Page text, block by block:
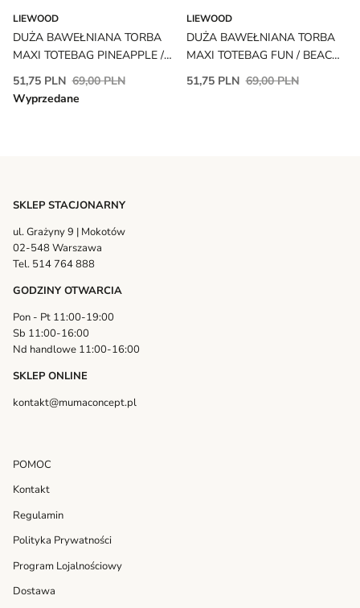
LIEWOOD
DUŻA BAWEŁNIANA TORBA
MAXI TOTEBAG PINEAPPLE /
BRIGHT YELLOW LIEWOOD
51,75 PLN 69,00 PLN
Wyprzedane
LIEWOOD
DUŻA BAWEŁNIANA TORBA
MAXI TOTEBAG FUN / BEACH
BLUE LIEWOOD
51,75 PLN 69,00 PLN
SKLEP STACJONARNY
ul. Grażyny 9 | Mokotów
02-548 Warszawa
Tel. 514 764 888
GODZINY OTWARCIA
Pon - Pt 11:00-19:00
Sb 11:00-16:00
Nd handlowe 11:00-16:00
SKLEP ONLINE
kontakt@mumaconcept.pl
POMOC
Kontakt
Regulamin
Polityka Prywatności
Program Lojalnościowy
Dostawa